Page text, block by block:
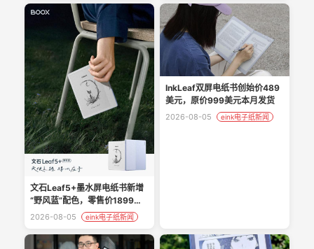
文石Leaf5+墨水屏电纸书新增
“野风蓝”配色，零售价1899元 -
今日头条
2026-08-05 eink电子纸新闻
InkLeaf双屏电纸书创始价489
美元，原价999美元本月发货
2026-08-05 eink电子纸新闻